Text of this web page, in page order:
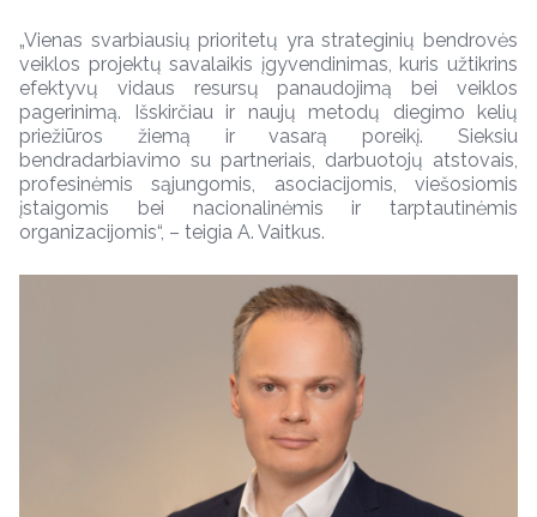
„Vienas svarbiausių prioritetų yra strateginių bendrovės
veiklos projektų savalaikis įgyvendinimas, kuris užtikrins
efektyvų vidaus resursų panaudojimą bei veiklos
pagerinimą. Išskirčiau ir naujų metodų diegimo kelių
priežiūros žiemą ir vasarą poreikį. Sieksiu
bendradarbiavimo su partneriais, darbuotojų atstovais,
profesinėmis sąjungomis, asociacijomis, viešosiomis
įstaigomis bei nacionalinėmis ir tarptautinėmis
organizacijomis“, – teigia A. Vaitkus.